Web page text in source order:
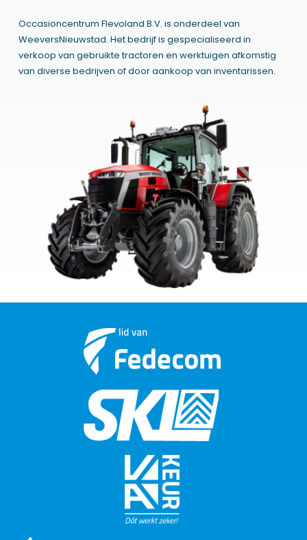
Occasioncentrum Flevoland B.V. is onderdeel van
WeeversNieuwstad. Het bedrijf is gespecialiseerd in
verkoop van gebruikte tractoren en werktuigen afkomstig
van diverse bedrijven of door aankoop van inventarissen.